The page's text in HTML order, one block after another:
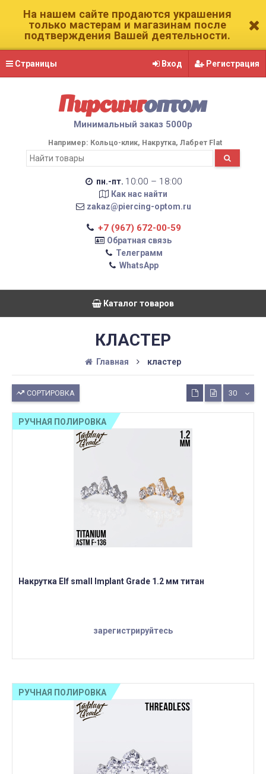
На нашем сайте продаются украшения
только мастерам и магазинам после
подтверждения Вашей деятельности.
Страницы Вход Регистрация
Пирсингоптом
Минимальный заказ 5000р
Например: Кольцо-клик Накрутка Лабрет Flat
пн.-пт. 10:00 – 18:00
Как нас найти
zakaz@piercing-optom.ru
+7 (967) 672-00-59
Обратная связь
Телеграмм
WhatsApp
Каталог товаров
КЛАСТЕР
Главная кластер
СОРТИРОВКА 30
Накрутка Elf small Implant Grade 1.2 мм титан
зарегистрируйтесь
РУЧНАЯ ПОЛИРОВКА
РУЧНАЯ ПОЛИРОВКА